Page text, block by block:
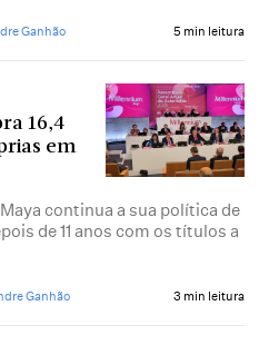
Ganhão 5 min leitura
16,4
em
continua a sua política de
de 11 anos com os títulos a
Ganhão 3 min leitura